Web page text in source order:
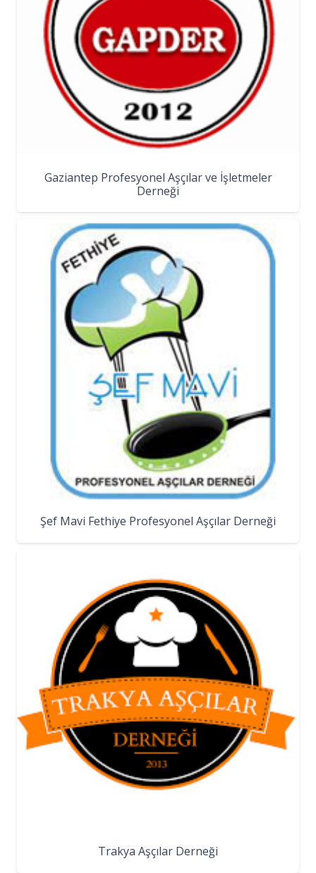
Gaziantep Profesyonel Aşçılar ve İşletmeler
Derneği
Şef Mavi Fethiye Profesyonel Aşçılar Derneği
Trakya Aşçılar Derneği